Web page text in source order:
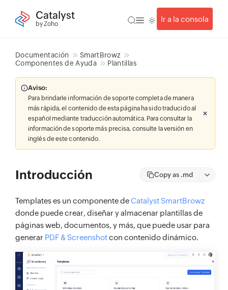
Catalyst
by Zoho
Ir a la consola
Documentación
SmartBrowz
Componentes de Ayuda
Plantillas
Aviso:
Para brindarle información de soporte completa de manera
más rápida, el contenido de esta página ha sido traducido al
español mediante traducción automática. Para consultar la
información de soporte más precisa, consulte la versión en
inglés de este contenido.
Introducción Copy as .md
Templates es un componente deCatalyst SmartBrowz
donde puede crear, diseñar y almacenar plantillas de
páginas web, documentos, y más, que puede usar para
generar PDF & Screenshotcon contenido dinámico.